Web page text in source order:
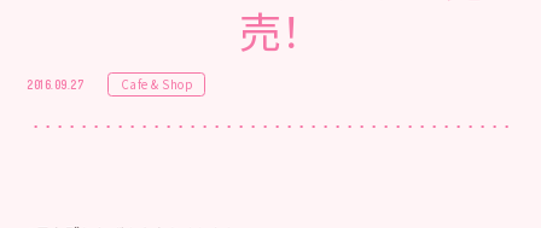
売！
2016.09.27 Cafe & Shop